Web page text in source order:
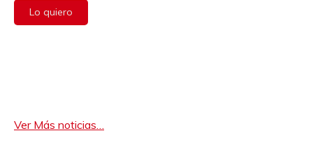
Lo quiero
Ver Más noticias…